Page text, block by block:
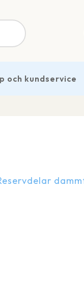
och kundservice